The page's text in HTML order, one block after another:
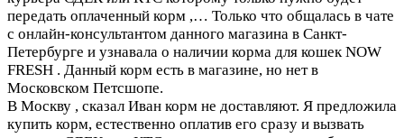
передать оплаченный корм ,… Только что общалась в чате
с онлайн-консультантом данного магазина в Санкт-
Петербурге и узнавала о наличии корма для кошек NOW
FRESH . Данный корм есть в магазине, но нет в
Московском Петсшопе.
В Москву , сказал Иван корм не доставляют. Я предложила
купить корм, естественно оплатив его сразу и вызвать